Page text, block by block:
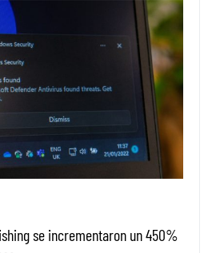
se incrementaron un 450%